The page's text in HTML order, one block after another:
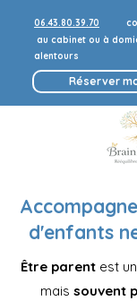
06.43.80.39.70
au cabinet ou à
alentours
Réserver
d'enfants
Être parent est
mais souvent